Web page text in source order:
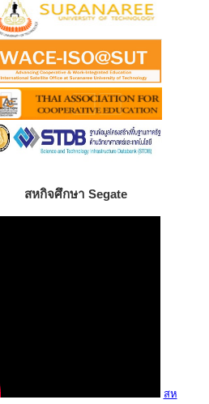
สหกิจศึกษา Segate
สห